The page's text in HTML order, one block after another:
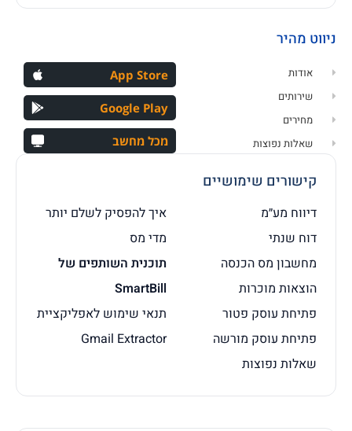
ניווט מהיר
אודות
שירותים
מחירים
שאלות נפוצות
App Store
Google Play
מכל מחשב
קישורים שימושיים
דיווח מע״מ
דוח שנתי
מחשבון מס הכנסה
הוצאות מוכרות
פתיחת עוסק פטור
פתיחת עוסק מורשה
שאלות נפוצות
איך להפסיק לשלם יותר
מדי מס
תוכנית השותפים של
SmartBill
תנאי שימוש לאפליקציית
Gmail Extractor